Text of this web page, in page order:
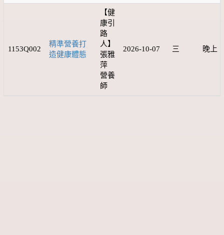
1153Q002
精準營養打
造健康體態
【健
康引
路
人】
張雅
萍
營養
師
2026-10-07 三 晚上